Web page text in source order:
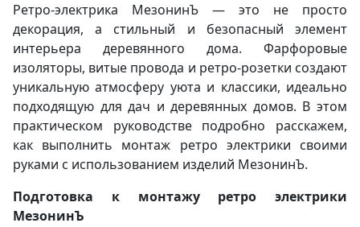
Ретро-электрика МезонинЪ — это не просто
декорация, а стильный и безопасный элемент
интерьера деревянного дома. Фарфоровые
изоляторы, витые провода и ретро-розетки создают
уникальную атмосферу уюта и классики, идеально
подходящую для дач и деревянных домов. В этом
практическом руководстве подробно расскажем,
как выполнить монтаж ретро электрики своими
руками с использованием изделий МезонинЪ.
Подготовка к монтажу ретро электрики
МезонинЪ